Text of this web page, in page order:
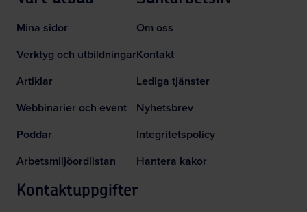
Mina sidor
Verktyg och utbildningar
Artiklar
Webbinarier och event
Poddar
Arbetsmiljöordlistan
Om oss
Kontakt
Lediga tjänster
Nyhetsbrev
Integritetspolicy
Hantera kakor
Kontaktuppgifter